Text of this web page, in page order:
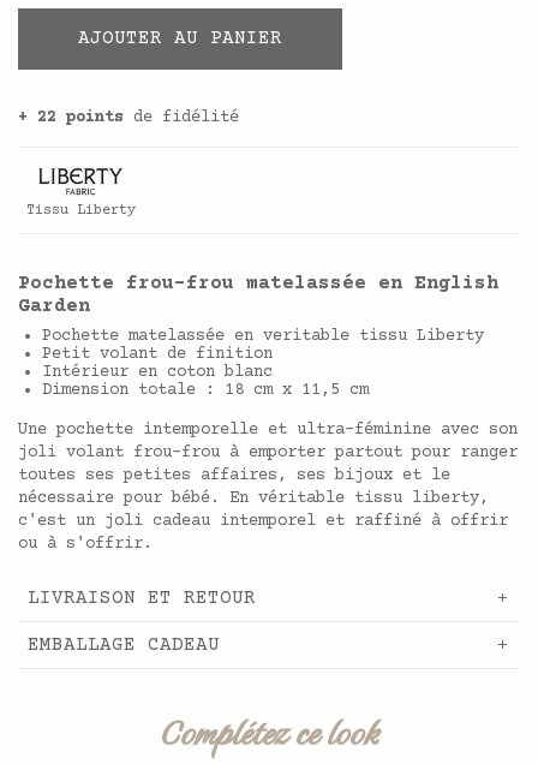
AJOUTER AU PANIER
+ 22 points de fidélité
Tissu Liberty
Pochette frou-frou matelassée en English
Garden
Pochette matelassée en veritable tissu Liberty
Petit volant de finition
Intérieur en coton blanc
Dimension totale : 18 cm x 11,5 cm
Une pochette intemporelle et ultra-féminine avec son
joli volant frou-frou à emporter partout pour ranger
toutes ses petites affaires, ses bijoux et le
nécessaire pour bébé. En véritable tissu liberty,
c'est un joli cadeau intemporel et raffiné à offrir
ou à s'offrir.
LIVRAISON ET RETOUR
EMBALLAGE CADEAU
Complétez ce look